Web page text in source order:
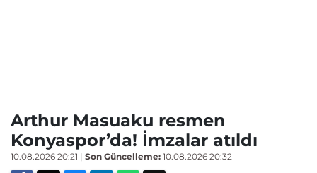
Arthur Masuaku resmen
Konyaspor’da! İmzalar atıldı
10.08.2026 20:21 | Son Güncelleme: 10.08.2026 20:32